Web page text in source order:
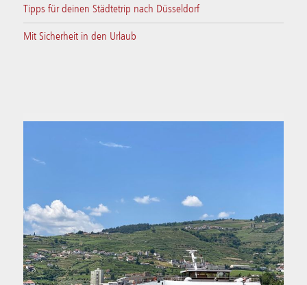
Tipps für deinen Städtetrip nach Düsseldorf
Mit Sicherheit in den Urlaub